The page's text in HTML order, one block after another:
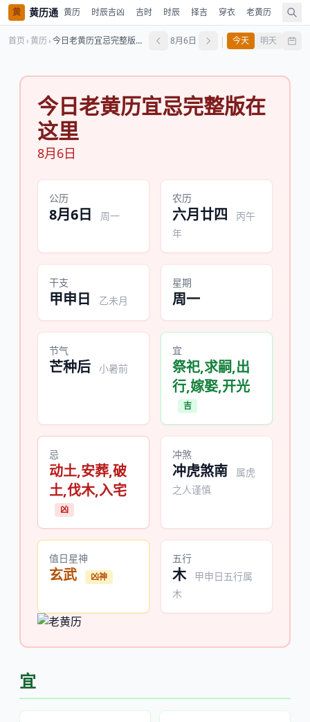
黄 黄历通 黄历 时辰吉凶 吉时 时辰 择吉 穿衣 老黄历 嫁娶
首页 ›黄历› 今日老黄历宜忌完整版在这里 8月6日 | 今天 明天
今日老黄历宜忌完整版在
这里
8月6日
公历
8月6日 周一
农历
六月廿四
丙午
年
干支
甲申日 乙未月
星期
周一
节气
芒种后 小暑前
宜
祭祀,求嗣,出
行,嫁娶,开光
吉
忌
动土,安葬,破
土,伐木,入宅
凶
冲煞
冲虎煞南
属虎
之人谨慎
值日星神
玄武 凶神
五行
木
甲申日五行属
木
宜